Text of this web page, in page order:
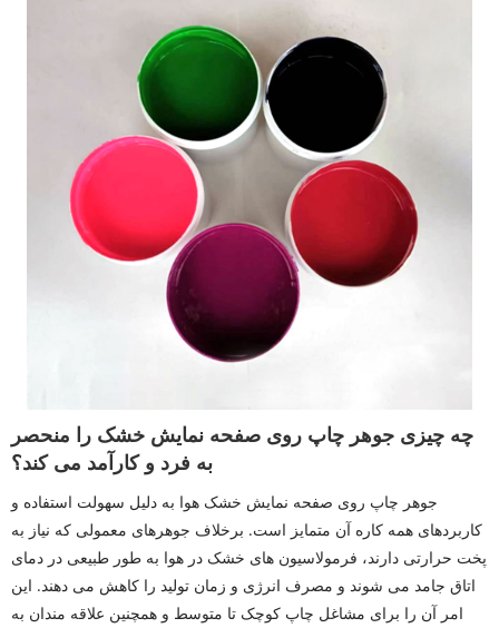
چه چیزی جوهر چاپ روی صفحه نمایش خشک را منحصر
به فرد و کارآمد می کند؟
جوهر چاپ روی صفحه نمایش خشک هوا به دلیل سهولت استفاده و
کاربردهای همه کاره آن متمایز است. برخلاف جوهرهای معمولی که نیاز به
پخت حرارتی دارند، فرمولاسیون های خشک در هوا به طور طبیعی در دمای
اتاق جامد می شوند و مصرف انرژی و زمان تولید را کاهش می دهند. این
امر آن را برای مشاغل چاپ کوچک تا متوسط ​​و همچنین علاقه مندان به